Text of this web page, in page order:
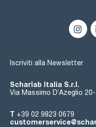
Iscriviti alla Newsletter
Scharlab Italia S.r.l.
Via Massimo D’Azeglio
T +39 02 9823 0679